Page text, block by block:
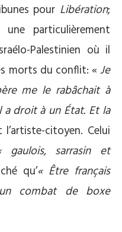
pour Libération;
particulièrement
Palestinien où il
morts du conflit: «Je
me le rabâchait à
a droit à un État. Et la
citoyen. Celui
gaulois, sarrasin et
qu’« Être français
combat de boxe